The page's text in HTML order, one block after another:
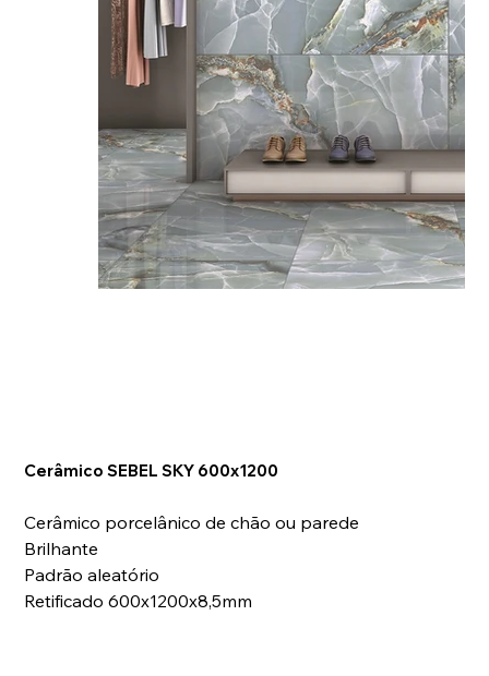
Cerâmico SEBEL SKY 600x1200
Cerâmico porcelânico de chão ou parede
Brilhante
Padrão aleatório
Retificado 600x1200x8,5mm